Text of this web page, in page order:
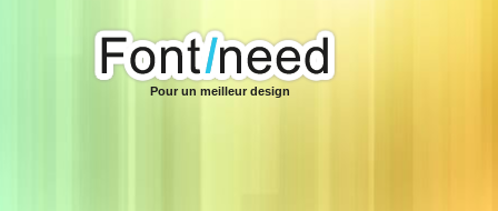
Pour un meilleur design